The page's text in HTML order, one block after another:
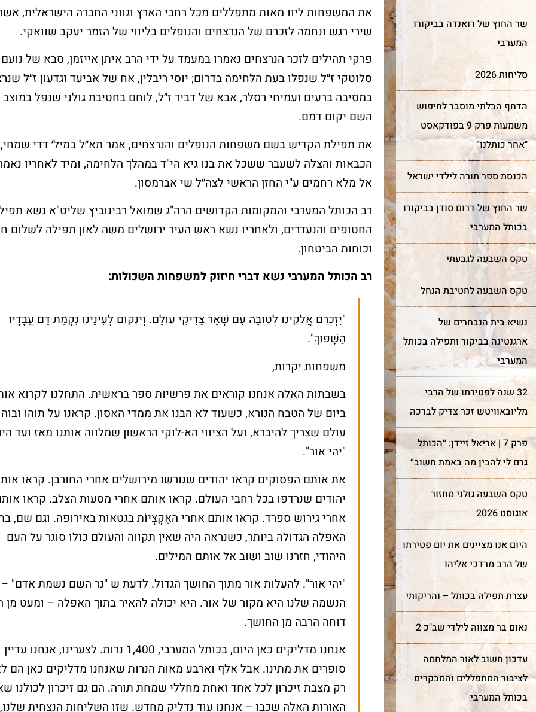
שר החוץ של רואנדה בביקורו
המערבי
סליחות 2026
הדחף הבלתי מוסבר לחיפוש
משמעות פרק 9 בפודקאסט
"אחר כותלנו”
הכנסת ספר תורה לילדי ישראל
שר החוץ של דרום סודן בביקורו
בכותל המערבי
טקס השבעה לגבעתי
טקס השבעה לחטיבת הנחל
נשיא בית הנבחרים של
ארגנטינה בביקור ותפילה בכותל
המערבי
32 שנה לפטירתו של הרבי
מליובאוויטש זכר צדיק לברכה
פרק 7 | אריאל זיידן: ״הכותל
גרם לי להבין מה באמת חשוב״
טקס השבעה גולני מחזור
אוגוסט 2026
היום אנו מציינים את יום פטירתו
של הרב מרדכי אליהו
עצרת תפילה בכותל – והריקותי
נאום בר מצווה לילדי שב"כ 2
עדכון חשוב לאור המלחמה
לציבור המתפללים והמבקרים
בכותל המערבי
את המשפחות ליוו מאות מתפללים מכל רחבי הארץ וגווני החברה הישראלית,
שירי רגש ונחמה לזכרם של הנרצחים והנופלים בליווי של הזמר יעקב שוואקי.
פרקי תהילים לזכר הנרצחים נאמרו במעמד על ידי הרב איתן אייזמן, סבא של נועם
סלוטקי ז״ל שנפלו בעת הלחימה בדרום; יוסי ריבלין, אח של אביעד וגדעון ז״ל
במסיבה ברעים ועמיחי רסלר, אבא של דביר ז״ל, לוחם בחטיבת גולני שנפל
השם יקום דמם.
את תפילת הקדיש בשם משפחות הנופלים והנרצחים, אמר תא״ל במיל׳ דדי שמחי,
הכבאות והצלה לשעבר ששכל את בנו גיא הי"ד במהלך הלחימה, ומיד לאחריו
אל מלא רחמים ע"י החזן הראשי לצה״ל שי אברמסון.
רב הכותל המערבי והמקומות הקדושים הרה"ג שמואל רבינוביץ שליט"א נשא
החטופים והנעדרים, ולאחריו נשא ראש העיר ירושלים משה לאון תפילה לשלום
וכוחות הביטחון.
רב הכותל המערבי נשא דברי חיזוק למשפחות השכולות:
"יִזְכְּרֵם אֱלקֵינוּ לְטובָה עִם שְׁאָר צַדִּיקֵי עולָם. וְיִנְקום לְעֵינֵינוּ נִקְמַת דַּם עֲבָדָיו
הַשָּׁפוּךְ".
משפחות יקרות,
בשבתות האלה אנחנו קוראים את פרשיות ספר בראשית. התחלנו לקרוא
ביום של הטבח הנורא, כשעוד לא הבנו את ממדי האסון. קראנו על תוהו
עולם שצריך להיברא, ועל הציווי הא-לוקי הראשון שמלווה אותנו מאז ועד
"יהי אור".
את אותם הפסוקים קראו יהודים שגורשו מירושלים אחרי החורבן. קראו
יהודים שנרדפו בכל רחבי העולם. קראו אותם אחרי מסעות הצלב. קראו
אחרי גירוש ספרד. קראו אותם אחרי האַקְצְיוֹת בגטאות באירופה. וגם שם,
האפלה הגדולה ביותר, כשנראה היה שאין תקווה והעולם כולו סוגר על העם
היהודי, חזרנו שוב ושוב אל אותם המילים.
"יהי אור". להעלות אור מתוך החושך הגדול. לדעת ש "נר השם נשמת אדם" –
הנשמה שלנו היא מקור של אור. היא יכולה להאיר בתוך האפלה – ומעט מן
דוחה הרבה מן החושך.
אנחנו מדליקים כאן היום, בכותל המערבי, לצערינו, אנחנו עדיין
סופרים את מתינו. אבל אלף וארבע מאות הנרות שאנחנו מדליקים כאן הם
רק מצבת זיכרון לכל אחד ואחת מחללי שמחת תורה. הם גם זיכרון לכולנו
האורות האלה שכבו – אנחנו עוד נדליק מחדש. שזו השליחות הנצחית שלנו,
מצווה
למורשת הכותל המערבי
אתכם לחגוג בר מצווה
בטקס מרגש ובאווירה
של אחדות וקדושה.
עוד על בר מצווה >
חדש!מייצג
שער השמיים
מה מביא אנשים ונשים מכל
קצוות תבל להתרפק על
האבנים העתיקות?
עוד על שער השמיים >
חלאקה בכותל
המערבי
בשערי הכותל
וילווה אתכם במהלך הארוע.
להרשמה ללא עלות >
שלח
לכותל
אישי?
אנחנו כאן לסייע
שלח עכשיו